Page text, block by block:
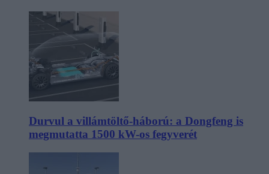
Durvul a villámtöltő-háború: a Dongfeng is
megmutatta 1500 kW-os fegyverét